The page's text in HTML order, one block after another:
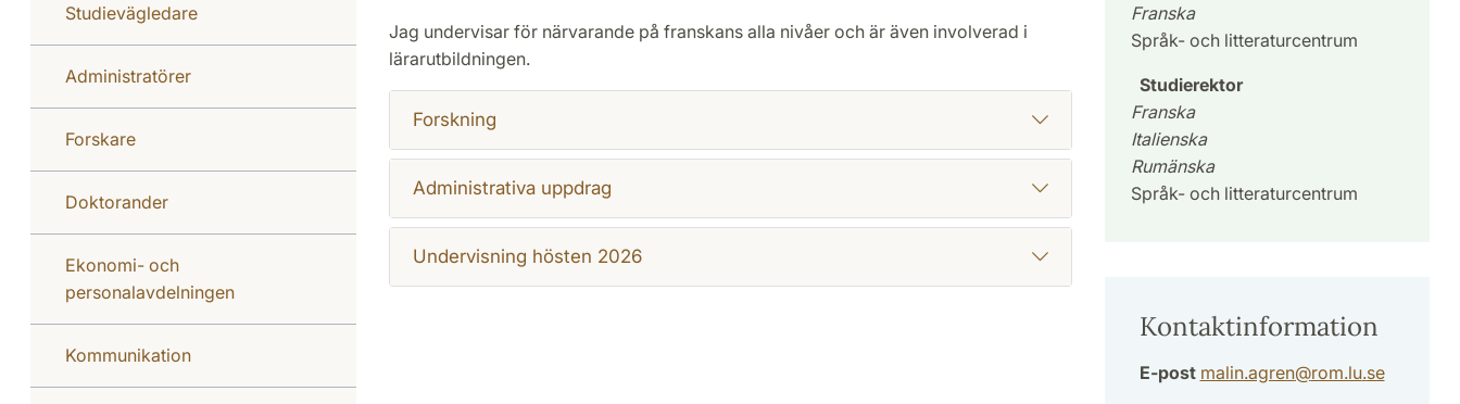
Studievägledare
Administratörer
Forskare
Doktorander
Ekonomi- och
personalavdelningen
Kommunikation
Jag undervisar för närvarande på franskans alla nivåer och är även involverad i
lärarutbildningen.
Forskning
Administrativa uppdrag
Undervisning hösten 2026
Franska
Språk- och litteraturcentrum
Studierektor
Franska
Italienska
Rumänska
Språk- och litteraturcentrum
Kontaktinformation
E-post malin.agren@rom.lu.se